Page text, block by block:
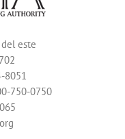
este
8051
750-0750